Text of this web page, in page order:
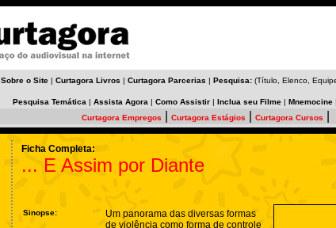
Sobre o Site | Curtagora Livros | Curtagora Parcerias | Pesquisa: (Título, Elenco,
Pesquisa Temática | Assista Agora | Como Assistir | Inclua seu Filme | Mnemocine |
Curtagora Empregos
Curtagora Estágios Curtagora Cursos
Ficha Completa:
... E Assim por Diante
Sinopse:
Um panorama das diversas formas
de violência como forma de controle